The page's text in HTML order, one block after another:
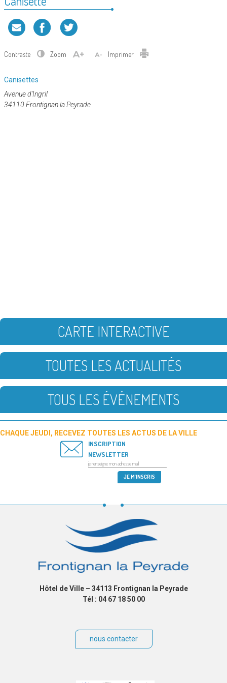
Contraste Zoom Imprimer
Catégorie
Canisettes
Avenue d'Ingril
34110 Frontignan la Peyrade
CARTE INTERACTIVE
TOUTES LES ACTUALITÉS
TOUS LES ÉVÉNEMENTS
CHAQUE JEUDI, RECEVEZ TOUTES LES ACTUS DE LA VILLE
INSCRIPTION
NEWSLETTER
Hôtel de Ville – 34113 Frontignan la Peyrade
Tél : 04 67 18 50 00
nous contacter